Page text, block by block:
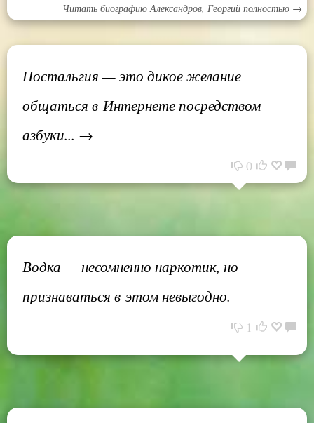
Читать биографию Александров, Георгий полностью →
Ностальгия — это дикое желание
общаться в Интернете посредством
азбуки... →
0
Водка — несомненно наркотик, но
признаваться в этом невыгодно.
1